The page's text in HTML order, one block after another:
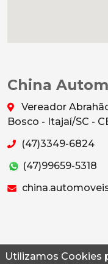
Utilizamos Cookies
China
Vereador
Bosco - Itajaí/SC -
(47)3349-6824
(47)99659-5318